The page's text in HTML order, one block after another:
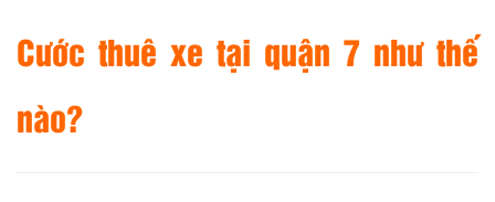
Cước thuê xe tại quận 7 như thế
nào?